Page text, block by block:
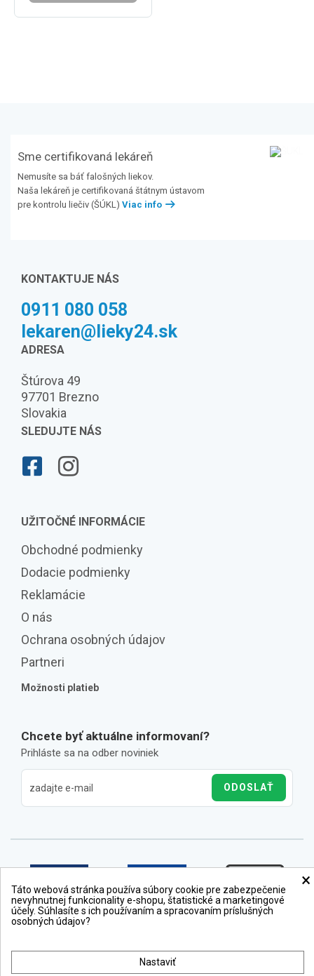
Sme certifikovaná lekáreň
Nemusíte sa báť falošných liekov.
Naša lekáreň je certifikovaná štátnym ústavom
pre kontrolu liečiv (ŠÚKL) Viac info
KONTAKTUJE NÁS
0911 080 058
lekaren@lieky24.sk
ADRESA
Štúrova 49
97701 Brezno
Slovakia
SLEDUJTE NÁS
UŽITOČNÉ INFORMÁCIE
Obchodné podmienky
Dodacie podmienky
Reklamácie
O nás
Ochrana osobných údajov
Partneri
Možnosti platieb
Chcete byť aktuálne informovaní?
Prihláste sa na odber noviniek
ODOSLAŤ
×
Táto webová stránka používa súbory cookie pre zabezpečenie
nevyhnutnej funkcionality e-shopu, štatistické a marketingové
účely. Súhlasíte s ich používaním a spracovaním príslušných
osobných údajov?
Nastaviť